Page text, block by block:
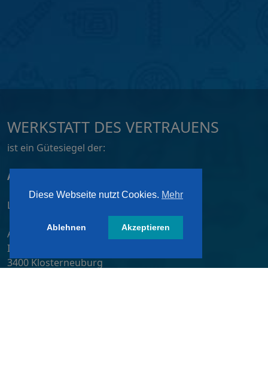
WERKSTATT DES VERTRAUENS
ist ein Gütesiegel der:
ATZ AG, Dortmund
Lizensiert von:
A&W-Verlag GmbH
Inkustraße 1-7 / Stiege 4 / 2. OG
3400 Klosterneuburg
Diese Webseite nutzt Cookies. Mehr
Ablehnen Akzeptieren